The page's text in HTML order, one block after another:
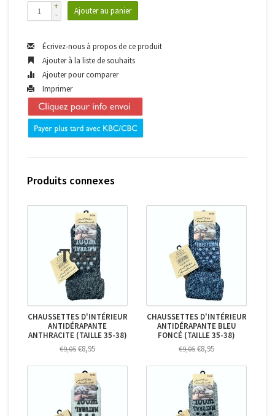
+
-
Ajouter au panier
Écrivez-nous à propos de ce produit
Ajouter à la liste de souhaits
Ajouter pour comparer
Imprimer
Produits connexes
CHAUSSETTES D'INTÉRIEUR
ANTIDÉRAPANTE
ANTHRACITE (TAILLE 35-38)
€9,05 €8,95
CHAUSSETTES D'INTÉRIEUR
ANTIDÉRAPANTE BLEU
FONCÉ (TAILLE 35-38)
€9,05 €8,95